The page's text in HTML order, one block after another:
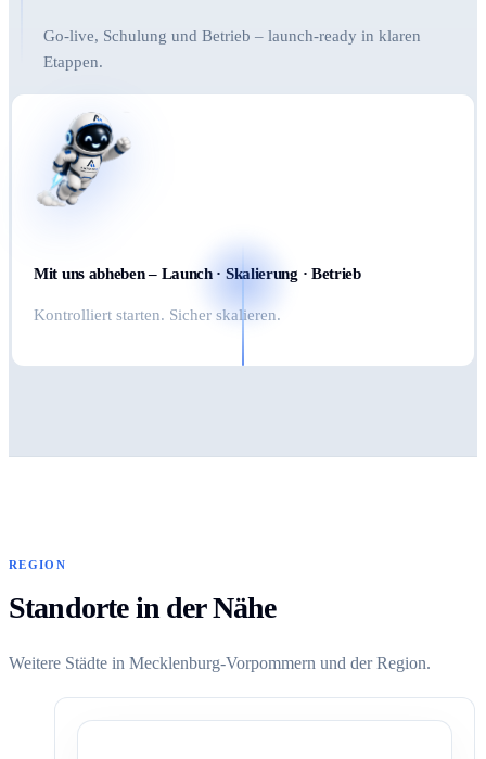
Go-live, Schulung und Betrieb – launch-ready in klaren
Etappen.
Mit uns abheben – Launch · Skalierung · Betrieb
Kontrolliert starten. Sicher skalieren.
REGION
Standorte in der Nähe
Weitere Städte in Mecklenburg-Vorpommern und der Region.